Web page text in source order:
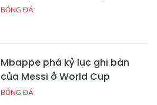
BÓNG ĐÁ
Mbappe phá kỷ lục ghi bàn
của Messi ở World Cup
BÓNG ĐÁ